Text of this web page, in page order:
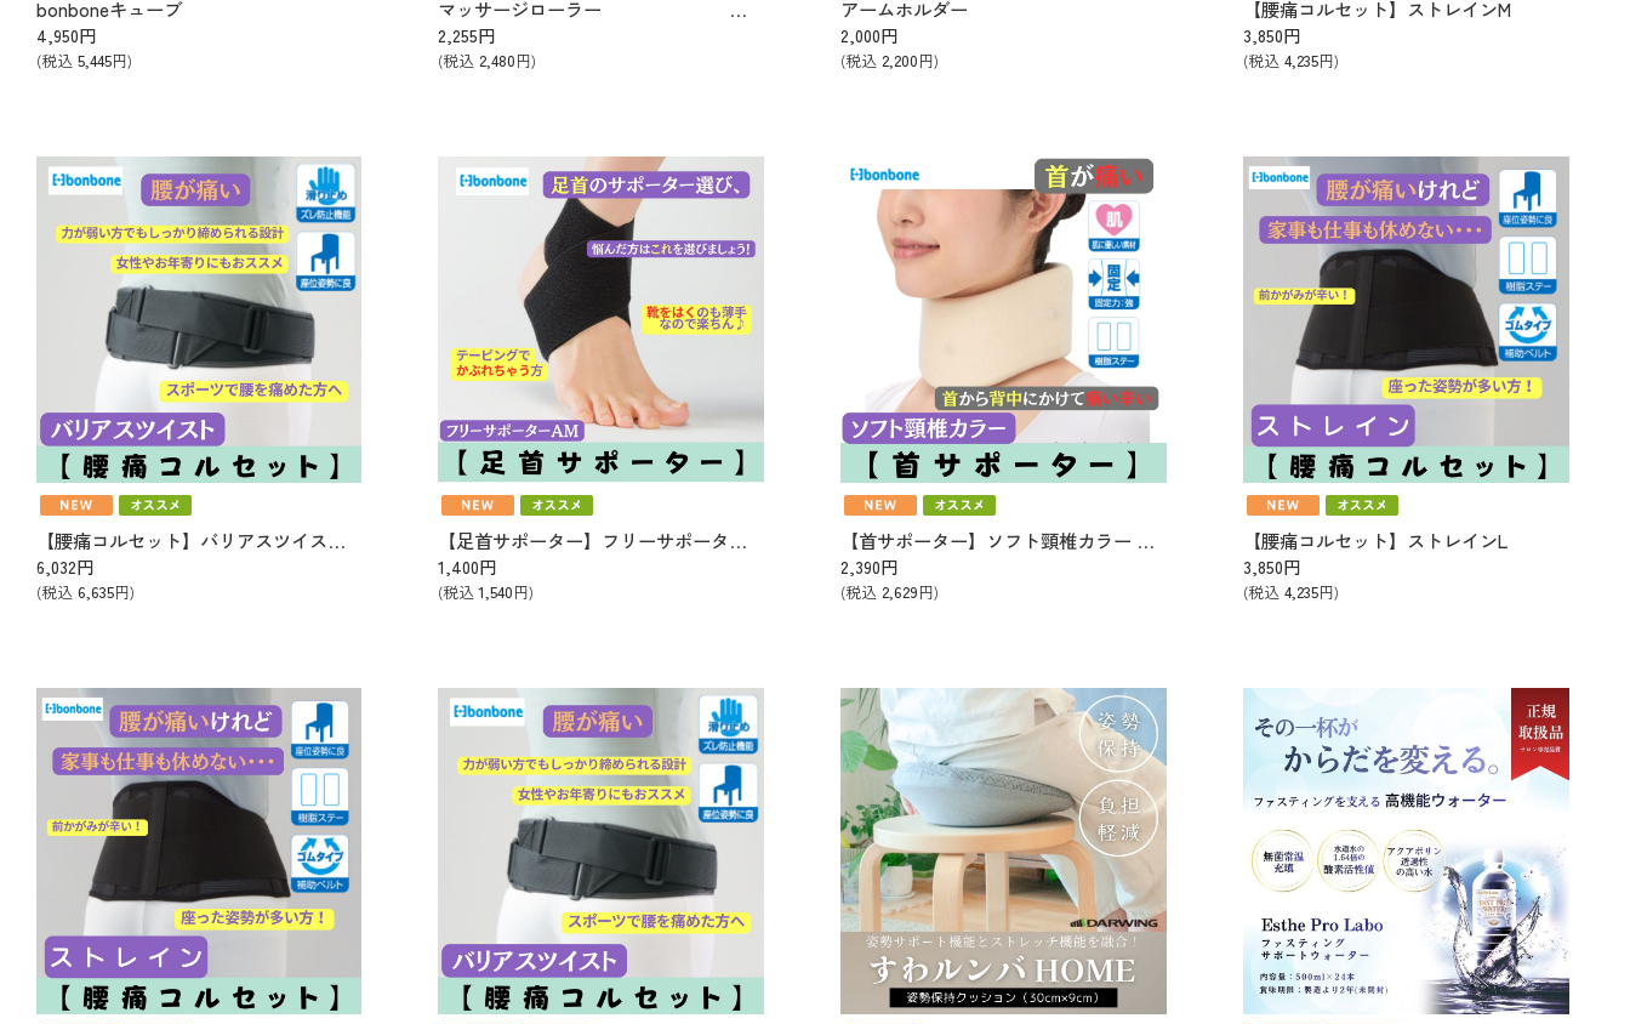
bonboneキューブ
4,950円
(税込 5,445円)
マッサージローラー 【カラーブルーのみ】
2,255円
(税込2,480円)
アームホルダー
2,000円
(税込2,200円)
【腰痛コルセット】ストレインM
3,850円
(税込4,235円)
【腰痛コルセット】バリアスツイストMーL
6,032円
(税込 6,635円)
【足首サポーター】フリーサポーターAM (MーL)
1,400円
(税込1,540円)
【首サポーター】ソフト頸椎カラー （オフホワイト）
2,390円
(税込2,629円)
【腰痛コルセット】ストレインL
3,850円
(税込4,235円)